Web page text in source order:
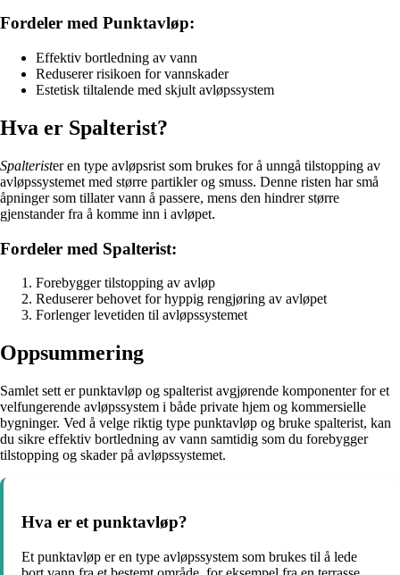
Fordeler med Punktavløp:
Effektiv bortledning av vann
Reduserer risikoen for vannskader
Estetisk tiltalende med skjult avløpssystem
Hva er Spalterist?
Spalterister en type avløpsrist som brukes for å unngå tilstopping av
avløpssystemet med større partikler og smuss. Denne risten har små
åpninger som tillater vann å passere, mens den hindrer større
gjenstander fra å komme inn i avløpet.
Fordeler med Spalterist:
Forebygger tilstopping av avløp
Reduserer behovet for hyppig rengjøring av avløpet
Forlenger levetiden til avløpssystemet
Oppsummering
Samlet sett er punktavløp og spalterist avgjørende komponenter for et
velfungerende avløpssystem i både private hjem og kommersielle
bygninger. Ved å velge riktig type punktavløp og bruke spalterist, kan
du sikre effektiv bortledning av vann samtidig som du forebygger
tilstopping og skader på avløpssystemet.
Hva er et punktavløp?
Et punktavløp er en type avløpssystem som brukes til å lede